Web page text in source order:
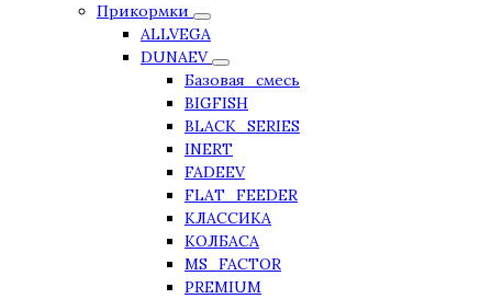
Прикормки
ALLVEGA
DUNAEV
Базовая_смесь
BIGFISH
BLACK_SERIES
INERT
FADEEV
FLAT_FEEDER
КЛАССИКА
КОЛБАСА
MS_FACTOR
PREMIUM